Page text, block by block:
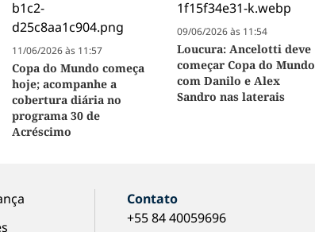
11/06/2026 às 11:57
Copa do Mundo começa
hoje; acompanhe a
cobertura diária no
programa 30 de
Acréscimo
09/06/2026 às 11:54
Loucura: Ancelotti deve
começar Copa do Mundo
com Danilo e Alex
Sandro nas laterais
Contato
+55 84 40059696